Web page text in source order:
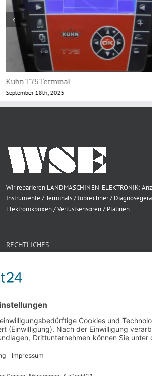
Kuhn Bedienteil
Juli 3rd, 2025
Wir reparieren LANDMASCHINEN-ELEKTRONIK:
Instrumente / Terminals / Jobrechner /
Elektronikboxen / Verlustsensoren / Platinen
RECHTLICHES
Impressum
AGB